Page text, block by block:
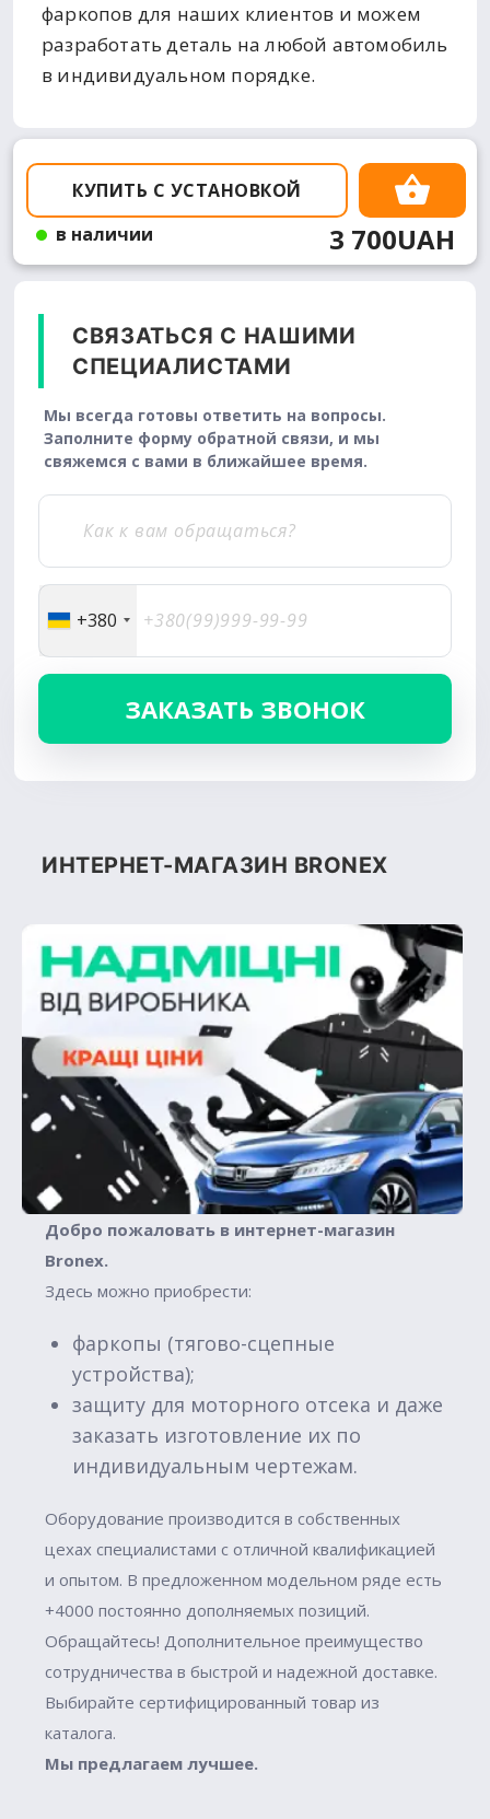
фаркопов для наших клиентов и можем
разработать деталь на любой автомобиль
в индивидуальном порядке.
КУПИТЬ С УСТАНОВКОЙ
в наличии
3 700UAH
СВЯЗАТЬСЯ С НАШИМИ
СПЕЦИАЛИСТАМИ
Мы всегда готовы ответить на вопросы.
Заполните форму обратной связи, и мы
свяжемся с вами в ближайшее время.
+380
ИНТЕРНЕТ-МАГАЗИН BRONEX
Добро пожаловать в интернет-магазин
Вronex.
Здесь можно приобрести:
фаркопы (тягово-сцепные
устройства);
защиту для моторного отсека и даже
заказать изготовление их по
индивидуальным чертежам.
Оборудование производится в собственных
цехах специалистами с отличной квалификацией
и опытом. В предложенном модельном ряде есть
+4000 постоянно дополняемых позиций.
Обращайтесь! Дополнительное преимущество
сотрудничества в быстрой и надежной доставке.
Выбирайте сертифицированный товар из
каталога.
Мы предлагаем лучшее.